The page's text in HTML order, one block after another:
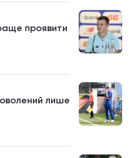
проявити
лише